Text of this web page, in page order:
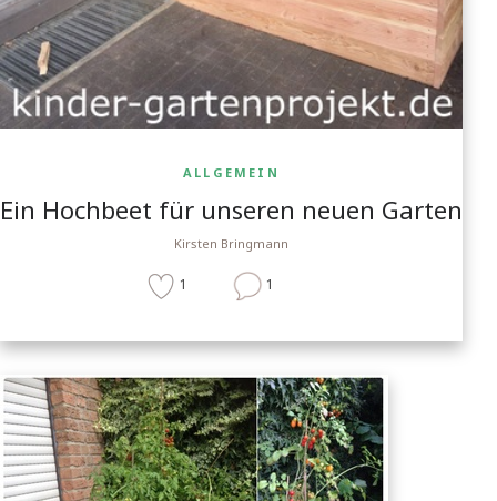
ALLGEMEIN
Ein Hochbeet für unseren neuen Garten
Kirsten Bringmann
1 1